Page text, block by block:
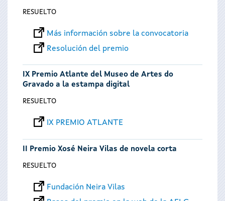
RESUELTO
Más información sobre la convocatoria
Resolución del premio
IX Premio Atlante del Museo de Artes do
Gravado a la estampa digital
RESUELTO
IX PREMIO ATLANTE
II Premio Xosé Neira Vilas de novela corta
RESUELTO
Fundación Neira Vilas